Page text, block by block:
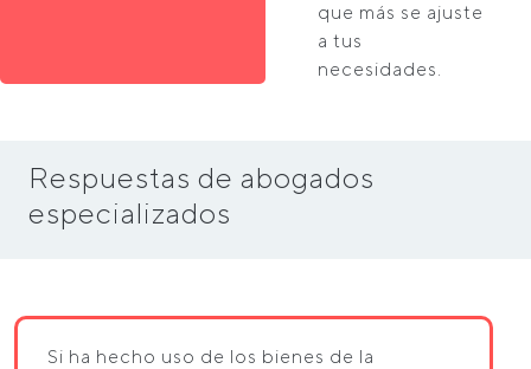
que más se ajuste
a tus
necesidades.
Respuestas de abogados
especializados
Si ha hecho uso de los bienes de la